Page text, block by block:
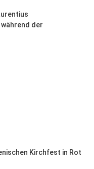
der
Kirchfest in Rot